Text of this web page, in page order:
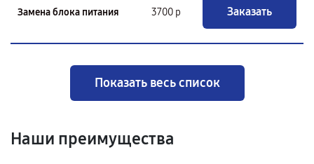
Замена блока питания 3700 р Заказать
Показать весь список
Наши преимущества